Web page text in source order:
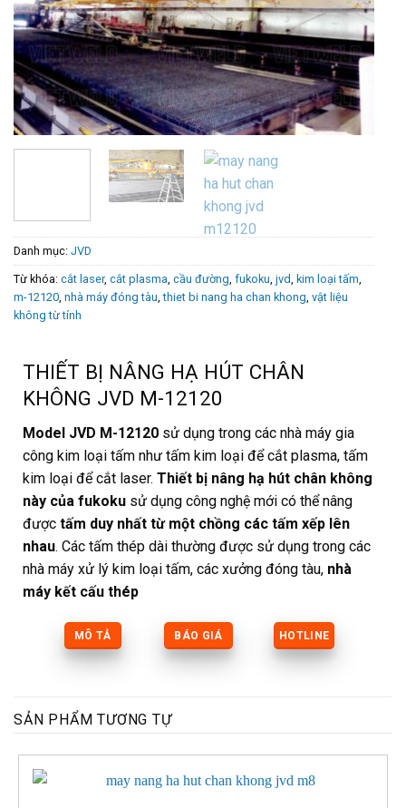
Danh mục: JVD
Từ khóa: cắt laser, cắt plasma, cầu đường, fukoku, jvd, kim loại tấm,
m-12120, nhà máy đóng tàu,thiet bi nang ha chan khong, vật liệu
không từ tính
THIẾT BỊ NÂNG HẠ HÚT CHÂN
KHÔNG JVD M-12120
Model JVD M-12120sử dụng trong các nhà máy gia
công kim loại tấm như tấm kim loại để cắt plasma, tấm
kim loại để cắt laser. Thiết bị nâng hạ hút chân không
này của fukokusử dụng công nghệ mới có thể nâng
được tấm duy nhất từ một chồng các tấm xếp lên
nhau. Các tấm thép dài thường được sử dụng trong các
nhà máy xử lý kim loại tấm, các xưởng đóng tàu, nhà
máy kết cấu thép
MÔ TẢ BÁO GIÁ HOTLINE
SẢN PHẨM TƯƠNG TỰ